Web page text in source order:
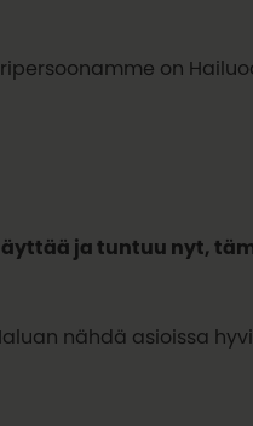
on
ja tuntuu nyt,
nähdä asioissa